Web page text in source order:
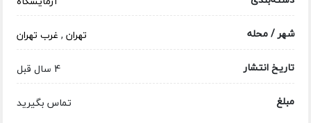
شهر / محله
تهران, غرب تهران
تاریخ انتشار
4 سال قبل
مبلغ
تماس بگیرید